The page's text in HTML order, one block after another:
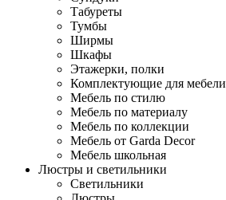
Табуреты
Тумбы
Ширмы
Шкафы
Этажерки, полки
Комплектующие для мебели
Мебель по стилю
Мебель по материалу
Мебель по коллекции
Мебель от Garda Decor
Мебель школьная
Люстры и светильники
Светильники